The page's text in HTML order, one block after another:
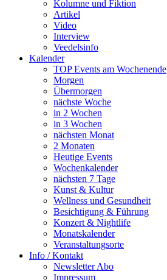
Kolumne und Fiktion
Artikel
Video
Interview
Veedelsinfo
Kalender
TOP Events am Wochenende
Morgen
Übermorgen
nächste Woche
in 2 Wochen
in 3 Wochen
nächsten Monat
2 Monaten
Heutige Events
Wochenkalender
nächsten 7 Tage
Kunst & Kultur
Wellness und Gesundheit
Besichtigung & Führung
Konzert & Nightlife
Monatskalender
Veranstaltungsorte
Info / Kontakt
Newsletter Abo
Impressum